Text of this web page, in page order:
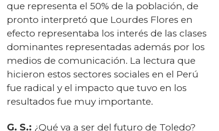
que representa el 50% de la población, de
pronto interpretó que Lourdes Flores en
efecto representaba los interés de las clases
dominantes representadas además por los
medios de comunicación. La lectura que
hicieron estos sectores sociales en el Perú
fue radical y el impacto que tuvo en los
resultados fue muy importante.
G. S.: ¿Qué va a ser del futuro de Toledo?